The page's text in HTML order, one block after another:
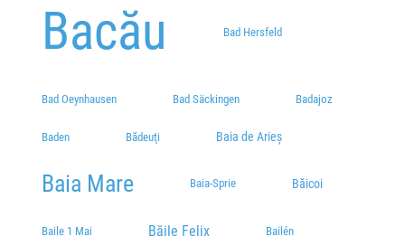
RAMIRO(Stadion)
str. Ion Voda Viteazul Nr.5
Plecări / Sosiri
Bacău Bad Hersfeld
Bad Oeynhausen Bad Säckingen Badajoz
Baden Bădeuţi Baia de Arieș
Baia Mare Baia-Sprie Băicoi
Baile 1 Mai Băile Felix Bailén